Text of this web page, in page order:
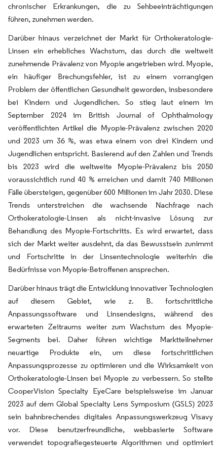
chronischer Erkrankungen, die zu Sehbeeinträchtigungen
führen, zunehmen werden.
Darüber hinaus verzeichnet der Markt für Orthokeratologie-
Linsen ein erhebliches Wachstum, das durch die weltweit
zunehmende Prävalenz von Myopie angetrieben wird. Myopie,
ein häufiger Brechungsfehler, ist zu einem vorrangigen
Problem der öffentlichen Gesundheit geworden, insbesondere
bei Kindern und Jugendlichen. So stieg laut einem im
September 2024 im British Journal of Ophthalmology
veröffentlichten Artikel die Myopie-Prävalenz zwischen 2020
und 2023 um 36 %, was etwa einem von drei Kindern und
Jugendlichen entspricht. Basierend auf den Zahlen und Trends
bis 2023 wird die weltweite Myopie-Prävalenz bis 2050
voraussichtlich rund 40 % erreichen und damit 740 Millionen
Fälle übersteigen, gegenüber 600 Millionen im Jahr 2030. Diese
Trends unterstreichen die wachsende Nachfrage nach
Orthokeratologie-Linsen als nicht-invasive Lösung zur
Behandlung des Myopie-Fortschritts. Es wird erwartet, dass
sich der Markt weiter ausdehnt, da das Bewusstsein zunimmt
und Fortschritte in der Linsentechnologie weiterhin die
Bedürfnisse von Myopie-Betroffenen ansprechen.
Darüber hinaus trägt die Entwicklung innovativer Technologien
auf diesem Gebiet, wie z. B. fortschrittliche
Anpassungssoftware und Linsendesigns, während des
erwarteten Zeitraums weiter zum Wachstum des Myopie-
Segments bei. Daher führen wichtige Marktteilnehmer
neuartige Produkte ein, um diese fortschrittlichen
Anpassungsprozesse zu optimieren und die Wirksamkeit von
Orthokeratologie-Linsen bei Myopie zu verbessern. So stellte
CooperVision Specialty EyeCare beispielsweise im Januar
2023 auf dem Global Specialty Lens Symposium (GSLS) 2023
sein bahnbrechendes digitales Anpassungswerkzeug Visavy
vor. Diese benutzerfreundliche, webbasierte Software
verwendet topografiegesteuerte Algorithmen und optimiert